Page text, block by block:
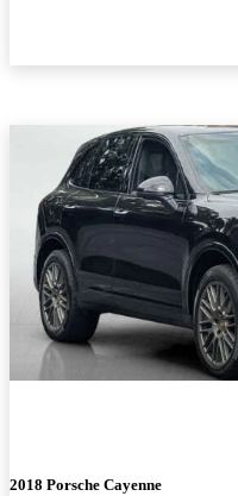
2018 Porsche Cayenne